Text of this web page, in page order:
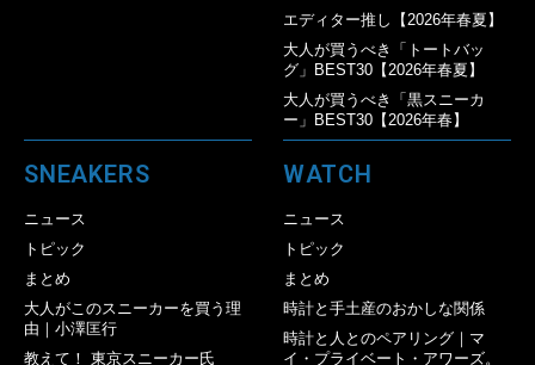
エディター推し【2026年春夏】
大人が買うべき「トートバッ
グ」BEST30【2026年春夏】
大人が買うべき「黒スニーカ
ー」BEST30【2026年春】
SNEAKERS
ニュース
トピック
まとめ
大人がこのスニーカーを買う理
由｜小澤匡行
教えて！ 東京スニーカー氏
WATCH
ニュース
トピック
まとめ
時計と手土産のおかしな関係
時計と人とのペアリング｜マ
イ・プライベート・アワーズ。